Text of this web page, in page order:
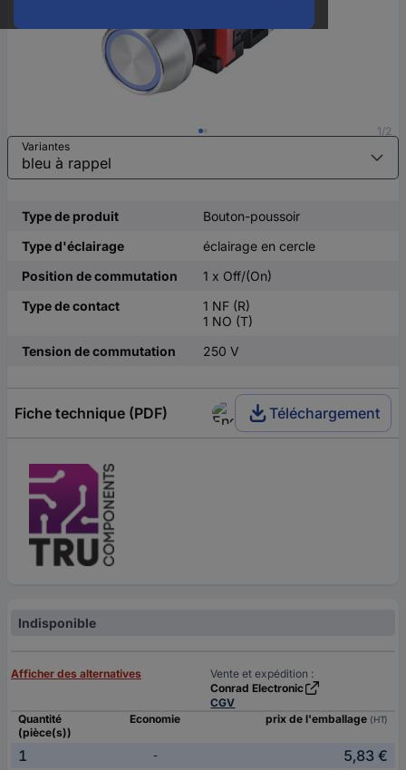
1/2
Variantes
Type de produit
Bouton-poussoir
Type d'éclairage
éclairage en cercle
Position de commutation
1 x Off/(On)
Type de contact
1 NF (R)
1 NO (T)
Tension de commutation
250 V
Fiche technique (PDF) Téléchargement
Indisponible
Afficher des alternatives
Vente et expédition :
Conrad Electronic
CGV
Quantité
(pièce(s))
Economie prix de l'emballage (HT)
1 -
5,83 €